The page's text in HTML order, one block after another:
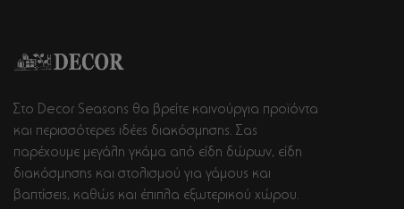
Στο Decor Seasons θα βρείτε καινούργια προϊόντα
και περισσότερες ιδέες διακόσμησης. Σας
παρέχουμε μεγάλη γκάμα από είδη δώρων, είδη
διακόσμησης και στολισμού για γάμους και
βαπτίσεις, καθώς και έπιπλα εξωτερικού χώρου.